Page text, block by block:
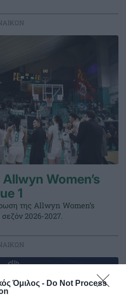
Όμιλος - Do Not Process
Women’s
1
της Allwyn Women’s
2026-2027.